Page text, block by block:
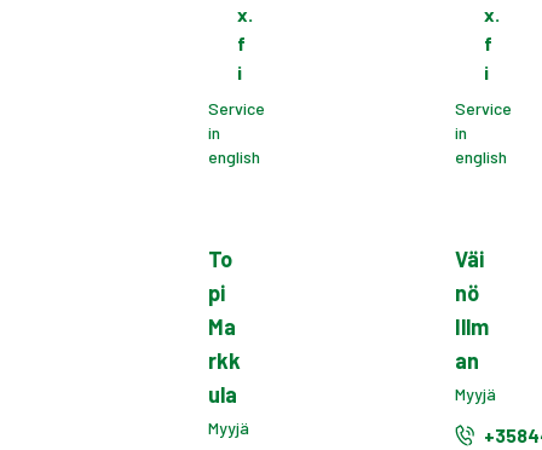
x.
f
i
Service
in
english
x.
f
i
Service
in
english
To
pi
Ma
rkk
ula
Myyjä
Väi
nö
Illm
an
Myyjä